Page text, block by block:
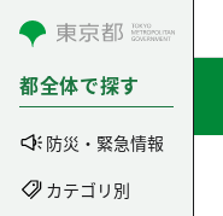
コンテンツにスキップ
都全体で探す
防災・緊急情報
カテゴリ別